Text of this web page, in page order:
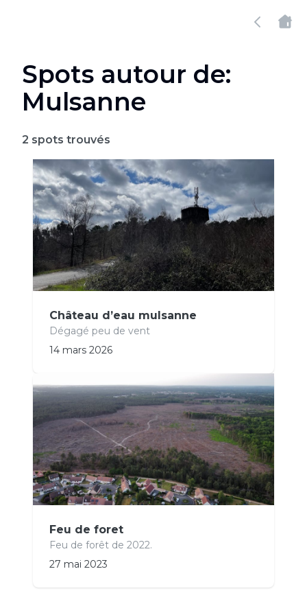
Spots autour de:
Mulsanne
2 spots trouvés
Château d’eau mulsanne
Dégagé peu de vent
14 mars 2026
Feu de foret
Feu de forêt de 2022.
27 mai 2023